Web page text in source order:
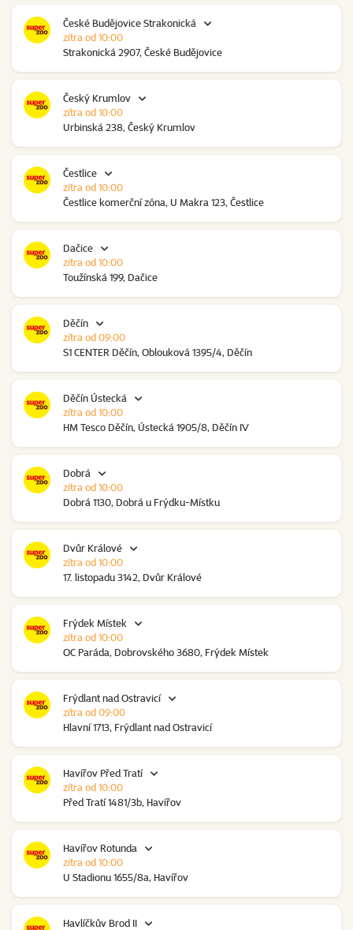
České Budějovice Strakonická
Strakonická 2907, České Budějovice
zítra od 10:00
Český Krumlov
Urbinská 238, Český Krumlov
zítra od 10:00
Čestlice
Čestlice komerční zóna, U Makra 123, Čestlice
zítra od 10:00
Dačice
Toužínská 199, Dačice
zítra od 10:00
Děčín
S1 CENTER Děčín, Oblouková 1395/4, Děčín
zítra od 09:00
Děčín Ústecká
HM Tesco Děčín, Ústecká 1905/8, Děčín IV
zítra od 10:00
Dobrá
Dobrá 1130, Dobrá u Frýdku-Místku
zítra od 10:00
Dvůr Králové
17. listopadu 3142, Dvůr Králové
zítra od 10:00
Frýdek Místek
OC Paráda, Dobrovského 3680, Frýdek Místek
zítra od 10:00
Frýdlant nad Ostravicí
Hlavní 1713, Frýdlant nad Ostravicí
zítra od 09:00
Havířov Před Tratí
Před Tratí 1481/3b, Havířov
zítra od 10:00
Havířov Rotunda
U Stadionu 1655/8a, Havířov
zítra od 10:00
Havlíčkův Brod II